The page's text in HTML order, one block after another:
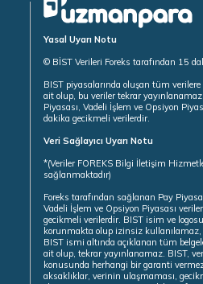
Yasal Uyarı Notu
© BİST Verileri Foreks tarafından 15
BIST piyasalarında oluşan tüm
ait olup, bu veriler tekrar
Piyasası, Vadeli İşlem ve Opsiyon
dakika gecikmeli verilerdir.
Veri Sağlayıcı Uyarı Notu
*(Veriler FOREKS Bilgi İletişim
sağlanmaktadır)
Foreks tarafından sağlanan Pay
Vadeli İşlem ve Opsiyon Piyasası
gecikmeli verilerdir. BIST isim ve
korunmakta olup izinsiz
BIST ismi altında açıklanan tüm
ait olup, tekrar yayınlanamaz. BIST,
konusunda herhangi bir garanti
aksaklıklar, verinin ulaşmaması,